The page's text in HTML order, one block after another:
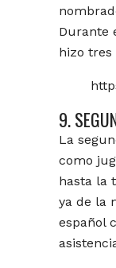
Durante
hizo tres
9.
La
como
hasta la
ya de la
español